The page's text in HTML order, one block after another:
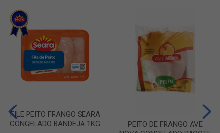
FILE PEITO FRANGO SEARA
CONGELADO BANDEJA 1KG
PEITO DE FRANGO AVE